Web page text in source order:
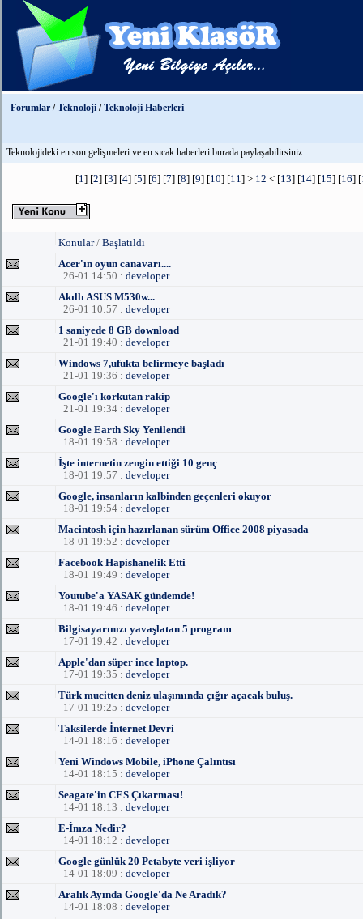
Forumlar /Teknoloji /Teknoloji Haberleri
Teknolojideki en son gelişmeleri ve en sıcak haberleri burada paylaşabilirsiniz.
[1] [2] [3] [4] [5] [6] [7] [8] [9] [10] [11] > 12 < [13] [14] [15] [16] [
Konular/ Başlatıldı
Acer'ın oyun canavarı....
26-01 14:50 : developer
Akıllı ASUS M530w...
26-01 10:57 : developer
1 saniyede 8 GB download
21-01 19:40 : developer
Windows 7,ufukta belirmeye başladı
21-01 19:36 : developer
Google'ı korkutan rakip
21-01 19:34 : developer
Google Earth Sky Yenilendi
18-01 19:58 : developer
İşte internetin zengin ettiği 10 genç
18-01 19:57 : developer
Google, insanların kalbinden geçenleri okuyor
18-01 19:54 : developer
Macintosh için hazırlanan sürüm Office 2008 piyasada
18-01 19:52 : developer
Facebook Hapishanelik Etti
18-01 19:49 : developer
Youtube'a YASAK gündemde!
18-01 19:46 : developer
Bilgisayarınızı yavaşlatan 5 program
17-01 19:42 : developer
Apple'dan süper ince laptop.
17-01 19:35 : developer
Türk mucitten deniz ulaşımında çığır açacak buluş.
17-01 19:25 : developer
Taksilerde İnternet Devri
14-01 18:16 : developer
Yeni Windows Mobile, iPhone Çalıntısı
14-01 18:15 : developer
Seagate'in CES Çıkarması!
14-01 18:13 : developer
E-İmza Nedir?
14-01 18:12 : developer
Google günlük 20 Petabyte veri işliyor
14-01 18:09 : developer
Aralık Ayında Google'da Ne Aradık?
14-01 18:08 : developer